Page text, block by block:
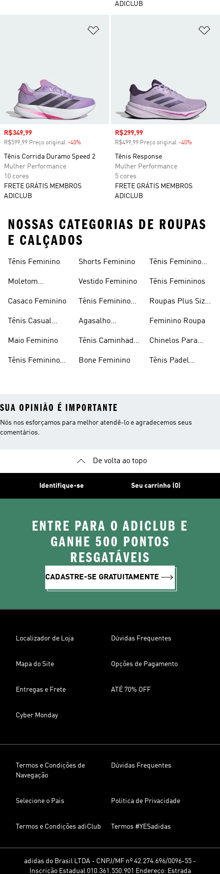
ADICLUB
Preço com desconto
R$349,99
R$599,99 Preço original -40%
Tênis Corrida Duramo Speed 2
Mulher Performance
10 cores
FRETE GRÁTIS MEMBROS
ADICLUB
Preço com desconto
R$299,99
R$499,99 Preço original -40%
Tênis Response
Mulher Performance
5 cores
FRETE GRÁTIS MEMBROS
ADICLUB
NOSSAS CATEGORIAS DE ROUPAS
E CALÇADOS
Tênis Feminino
Moletom
Casaco Feminino
Tênis Casual
Maio Feminino
Tênis Feminino
Shorts Feminino
Vestido Feminino
Tênis Feminino
Agasalho
Tênis Caminhada
Bone Feminino
Tênis Feminino
Tênis Femininos
Roupas Plus Size
Feminino Roupa
Chinelos Para
Tênis Padel
SUA OPINIÃO É IMPORTANTE
Nós nos esforçamos para melhor atendê-lo e agradecemos seus
comentários.
De volta ao topo
Identifique-se Seu carrinho (0)
ENTRE PARA O ADICLUB E
GANHE 500 PONTOS
RESGATÁVEIS
CADASTRE-SE GRATUITAMENTE
Localizador de Loja Dúvidas Frequentes
Mapa do Site Opções de Pagamento
Entregas e Frete ATÉ 70% OFF
Cyber Monday
Termos e Condições de
Navegação
Dúvidas Frequentes
Selecione o Pais Politica de Privacidade
Termos e Condições adiClub Termos #YESadidas
adidas do Brasil LTDA - CNPJ/MF nº 42.274.696/0096-55 -
Inscrição Estadual 010.361.550.901 Endereço: Estrada